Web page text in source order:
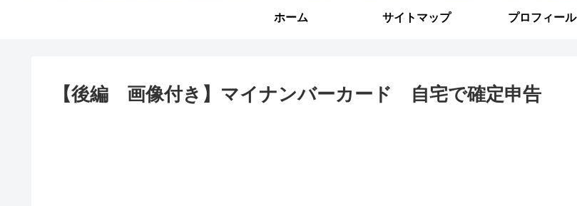
ホーム サイトマップ プロフィール
【後編 画像付き】マイナンバーカード 自宅で確定申告